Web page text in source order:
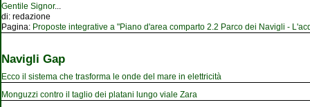
Gentile Signor...
di: redazione
Pagina: Proposte integrative a "Piano d'area comparto 2.2 Parco dei Navigli -
Navigli Gap
Ecco il sistema che trasforma le onde del mare in elettricità
Monguzzi contro il taglio dei platani lungo viale Zara